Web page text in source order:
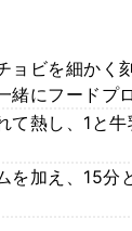
ョビを細かく
緒にフードプ
て熱し、1と
を加え、15分